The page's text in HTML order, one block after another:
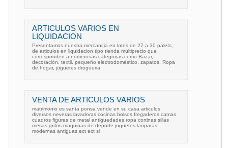
ARTICULOS VARIOS EN
LIQUIDACION
Presentamos nuestra mercancia en lotes de 27 a 30 palets,
de articulos en liquidacion tipo tienda multiprecio que
corresponden a numerosas categorias como Bazar,
decoración, textil, pequeño electrodoméstico, zapatos, Ropa
de hogar, juguetes drogueria
VENTA DE ARTICULOS VARIOS
matrimonio es santa ponsa vende en su casa articulos
diversos neveras lavadoras cocinas bolsos fregaderos camas
cuadros figuras de metal antiguedades ropa cortinas sillas
mesas grifos maquinas de deporte juguetes lanparas
modernas antiguas ect ect si